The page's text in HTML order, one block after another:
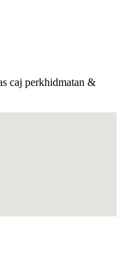
caj perkhidmatan &